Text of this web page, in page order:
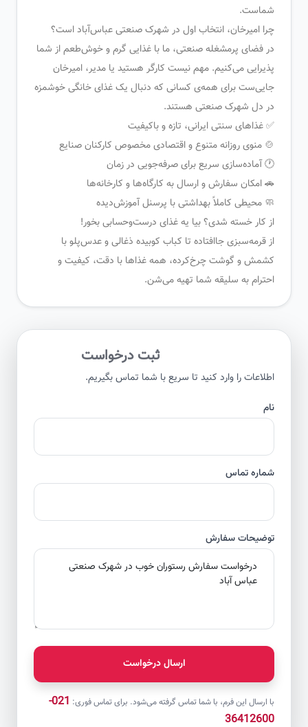
شماست.
چرا امیرخان، انتخاب اول در شهرک صنعتی عباس‌آباد است؟
در فضای پرمشغله صنعتی، ما با غذایی گرم و خوش‌طعم از شما
پذیرایی می‌کنیم. مهم نیست کارگر هستید یا مدیر، امیرخان
جایی‌ست برای همه‌ی کسانی که دنبال یک غذای خانگی خوشمزه
در دل شهرک صنعتی هستند.
✅ غذاهای سنتی ایرانی، تازه و باکیفیت
🍲 منوی روزانه متنوع و اقتصادی مخصوص کارکنان صنایع
🕐 آماده‌سازی سریع برای صرفه‌جویی در زمان
🚗 امکان سفارش و ارسال به کارگاه‌ها و کارخانه‌ها
🧼 محیطی کاملاً بهداشتی با پرسنل آموزش‌دیده
از کار خسته شدی؟ بیا یه غذای درست‌و‌حسابی بخور!
از قرمه‌سبزی جاافتاده تا کباب کوبیده ذغالی و عدس‌پلو با
کشمش و گوشت چرخ‌کرده، همه غذاها با دقت، کیفیت و
احترام به سلیقه شما تهیه می‌شن.
ثبت درخواست
اطلاعات را وارد کنید تا سریع با شما تماس بگیریم.
شماره تماس
توضیحات سفارش
ارسال درخواست
با ارسال این فرم، با شما تماس گرفته می‌شود. برای تماس فوری:
021-
36412600